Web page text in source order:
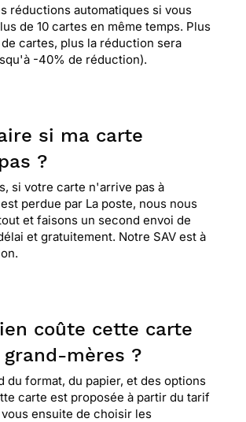
réductions automatiques si vous
de 10 cartes en même temps. Plus
cartes, plus la réduction sera
-40% de réduction).
si ma carte
?
si votre carte n'arrive pas à
perdue par La poste, nous nous
et faisons un second envoi de
et gratuitement. Notre SAV est à
coûte cette carte
mères ?
du format, du papier, et des options
carte est proposée à partir du tarif
vous ensuite de choisir les